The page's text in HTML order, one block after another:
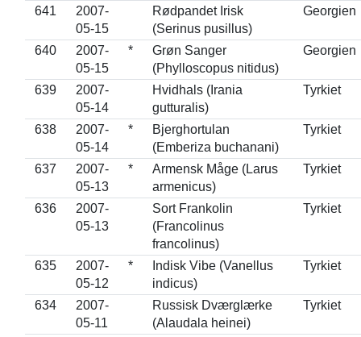
641
2007-
05-15
Rødpandet Irisk
(Serinus pusillus)
Georgien
640
2007-
05-15
*
Grøn Sanger
(Phylloscopus nitidus)
Georgien
639
2007-
05-14
Hvidhals (Irania
gutturalis)
Tyrkiet
638
2007-
05-14
*
Bjerghortulan
(Emberiza buchanani)
Tyrkiet
637
2007-
05-13
*
Armensk Måge (Larus
armenicus)
Tyrkiet
636
2007-
05-13
Sort Frankolin
(Francolinus
francolinus)
Tyrkiet
635
2007-
05-12
*
Indisk Vibe (Vanellus
indicus)
Tyrkiet
634
2007-
05-11
Russisk Dværglærke
(Alaudala heinei)
Tyrkiet